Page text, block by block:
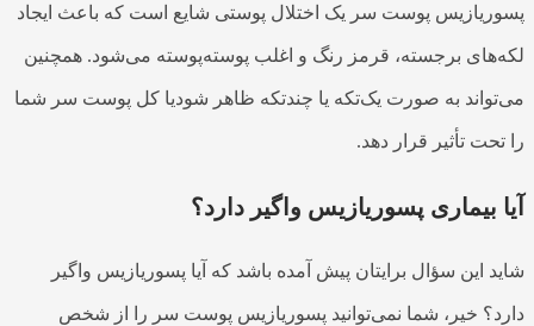
پسوریازیس پوست سر یک اختلال پوستی شایع است که باعث ایجاد
لکه‌های برجسته، قرمز رنگ و اغلب پوسته‌پوسته می‌شود. همچنین
می‌تواند به صورت یک‌تکه یا چندتکه ظاهر شودیا کل پوست سر شما
را تحت تأثیر قرار دهد.
آیا بیماری پسوریازیس واگیر دارد؟
شاید این سؤال برایتان پیش آمده باشد که آیا پسوریازیس واگیر
دارد؟ خیر، شما نمی‌توانید پسوریازیس پوست سر را از شخص